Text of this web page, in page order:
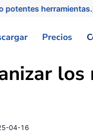
Precios
04-16